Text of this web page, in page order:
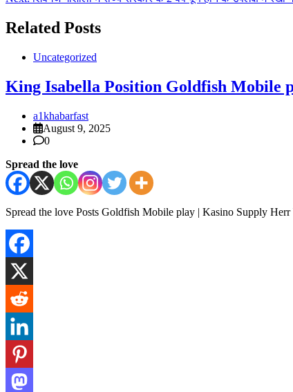
Related Posts
Uncategorized
King Isabella Position Goldfish Mobile
a1khabarfast
August 9, 2025
0
Spread the love
Spread the love Posts Goldfish Mobile play | Kasino Supply